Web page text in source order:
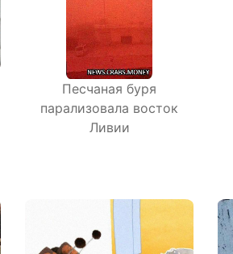
Песчаная буря
парализовала восток
Ливии